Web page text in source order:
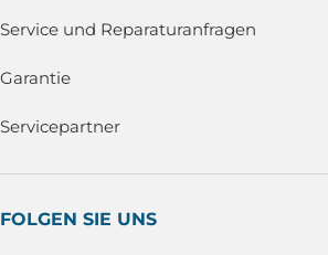
Service und Reparaturanfragen
Garantie
Servicepartner
FOLGEN SIE UNS